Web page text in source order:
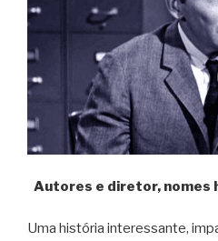
Autores e diretor, nomes
Uma história interessante,